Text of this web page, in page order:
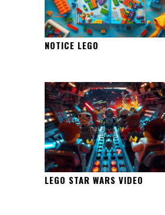
NOTICE LEGO
LEGO STAR WARS VIDEO